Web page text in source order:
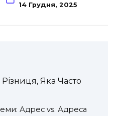
14 Грудня, 2025
Яка Часто
Адрес vs. Адреса